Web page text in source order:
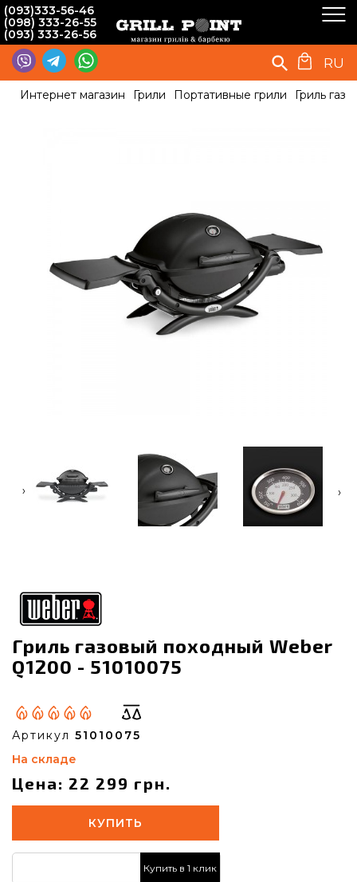
(093)333-56-46
(098) 333-26-55
(093) 333-26-56
RU
Интернет магазин Грили Портативные грили Гриль
‹ ›
Гриль газовый походный Weber
Q1200 - 51010075
Артикул 51010075
На складе
Цена: 22 299 грн.
КУПИТЬ
Купить в 1 клик